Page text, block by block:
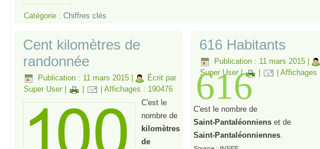
Catégorie : Chiffres clés
Cent kilomètres de
randonnée
Publication : 11 mars 2015
Écrit par
Super User
Affichages : 190476
C'est le
nombre de
kilomètres
de
616 Habitants
Publication : 11 mars 2015
Super User| Affichages
616
C'est le nombre de
Saint-Pantaléonniens et de
Saint-Pantaléonniennes.